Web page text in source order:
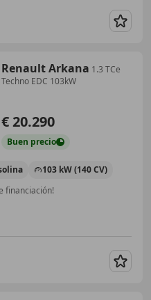
Renault Arkana 1.3 TCe
Techno EDC 103kW
€ 20.290
Buen precio
103 kW (140 CV)
financiación!